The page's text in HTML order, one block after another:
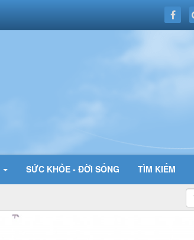
SỨC KHỎE - ĐỜI SỐNG TÌM KIẾM